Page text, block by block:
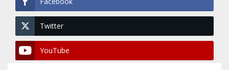
Twitter
YouTube